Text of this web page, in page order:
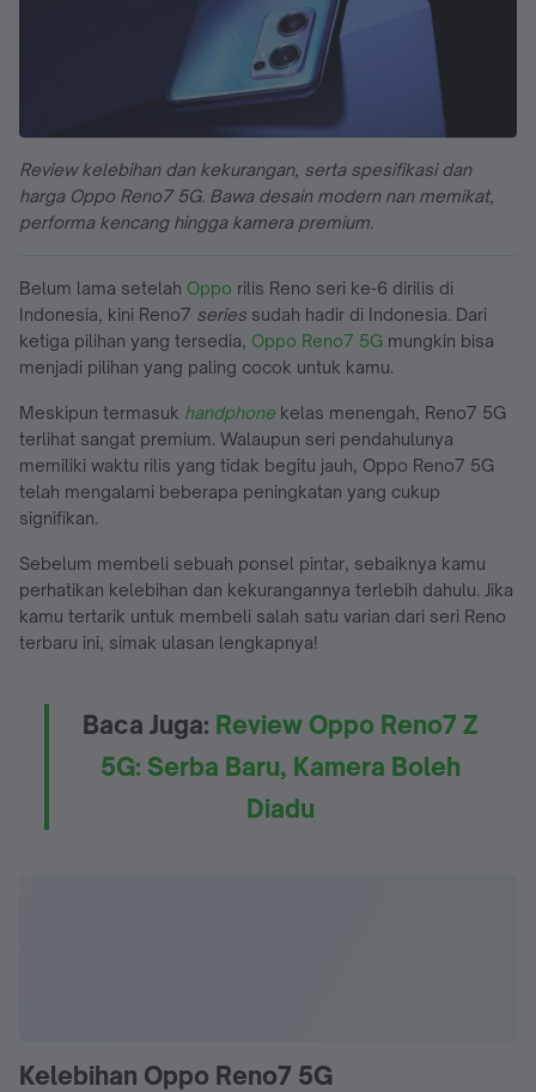
Review kelebihan dan kekurangan, serta spesifikasi dan
harga Oppo Reno7 5G. Bawa desain modern nan memikat,
performa kencang hingga kamera premium.
Belum lama setelah Oppo rilis Reno seri ke-6 dirilis di
Indonesia, kini Reno7 series sudah hadir di Indonesia. Dari
ketiga pilihan yang tersedia, Oppo Reno7 5G mungkin bisa
menjadi pilihan yang paling cocok untuk kamu.
Meskipun termasuk handphone kelas menengah, Reno7 5G
terlihat sangat premium. Walaupun seri pendahulunya
memiliki waktu rilis yang tidak begitu jauh, Oppo Reno7 5G
telah mengalami beberapa peningkatan yang cukup
signifikan.
Sebelum membeli sebuah ponsel pintar, sebaiknya kamu
perhatikan kelebihan dan kekurangannya terlebih dahulu. Jika
kamu tertarik untuk membeli salah satu varian dari seri Reno
terbaru ini, simak ulasan lengkapnya!
Baca Juga: Review Oppo Reno7 Z
5G: Serba Baru, Kamera Boleh
Diadu
Kelebihan Oppo Reno7 5G